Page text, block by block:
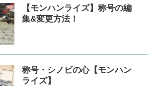
【モンハンライズ】称号の編
集&変更方法！
称号・シノビの心【モンハン
ライズ】